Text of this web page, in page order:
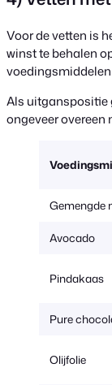
Voor de vetten is
winst te behalen
Als uitganspositie
ongeveer overeen
Gemengde
Avocado
Pindakaas
Pure
Olijfolie